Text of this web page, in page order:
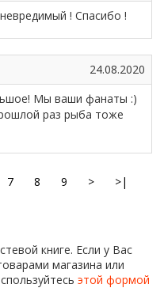
! Спасибо !
24.08.2020
Мы ваши фанаты :)
раз рыба тоже
7 8 9 > >|
книге. Если у Вас
магазина или
этой формой